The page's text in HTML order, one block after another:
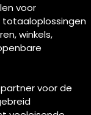
voor
winkels,
voor de